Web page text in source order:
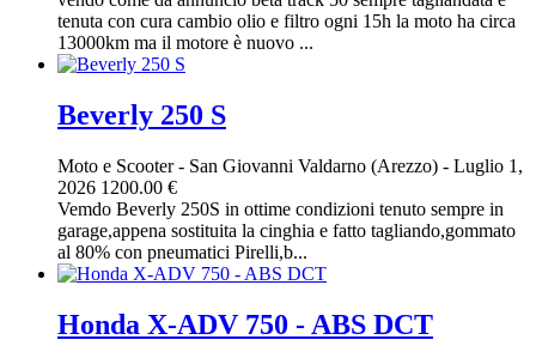
tenuta con cura cambio olio e filtro ogni 15h la moto ha circa
13000km ma il motore è nuovo ...
Beverly 250 S
Moto e Scooter- San Giovanni Valdarno (Arezzo) - Luglio 1,
2026 1200.00 €
Vemdo Beverly 250S in ottime condizioni tenuto sempre in
garage,appena sostituita la cinghia e fatto tagliando,gommato
al 80% con pneumatici Pirelli,b...
Honda X-ADV 750 - ABS DCT